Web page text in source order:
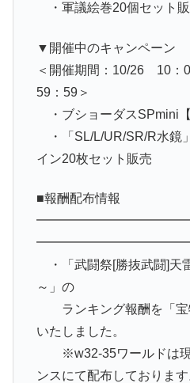
・軍議絵巻20個セット
▼開催中のキャンペーン
＜開催期間：10/26 10：
59：59＞
・ブショーダスSPmini【
・「SL/L/UR/SR/R水鏡
イン20枚セット販売
■報酬配布情報
・「武闘祭[勝抜武闘]天
～」の
ランキング報酬を「宝
いたしました。
※w32-35ワールドは現
ンスにて配布しております